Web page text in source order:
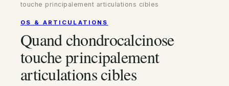
touche principalement articulations cibles
OS & ARTICULATIONS
Quand chondrocalcinose
touche principalement
articulations cibles